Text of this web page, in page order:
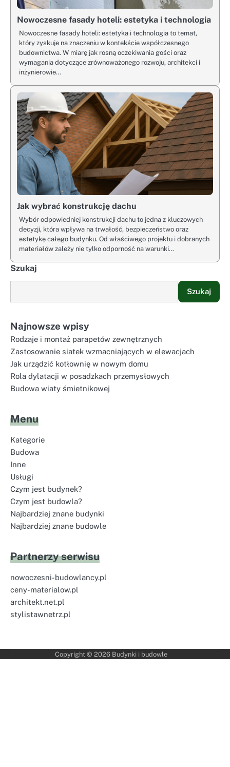
Nowoczesne fasady hoteli: estetyka i technologia
Nowoczesne fasady hoteli: estetyka i technologia to temat,
który zyskuje na znaczeniu w kontekście współczesnego
budownictwa. W miarę jak rosną oczekiwania gości oraz
wymagania dotyczące zrównoważonego rozwoju, architekci i
inżynierowie…
Jak wybrać konstrukcję dachu
Wybór odpowiedniej konstrukcji dachu to jedna z kluczowych
decyzji, która wpływa na trwałość, bezpieczeństwo oraz
estetykę całego budynku. Od właściwego projektu i dobranych
materiałów zależy nie tylko odporność na warunki…
Szukaj
Szukaj
Najnowsze wpisy
Rodzaje i montaż parapetów zewnętrznych
Zastosowanie siatek wzmacniających w elewacjach
Jak urządzić kotłownię w nowym domu
Rola dylatacji w posadzkach przemysłowych
Budowa wiaty śmietnikowej
Menu
Kategorie
Budowa
Inne
Usługi
Czym jest budynek?
Czym jest budowla?
Najbardziej znane budynki
Najbardziej znane budowle
Partnerzy serwisu
nowoczesni-budowlancy.pl
ceny-materialow.pl
architekt.net.pl
stylistawnetrz.pl
Copyright © 2026 Budynki i budowle